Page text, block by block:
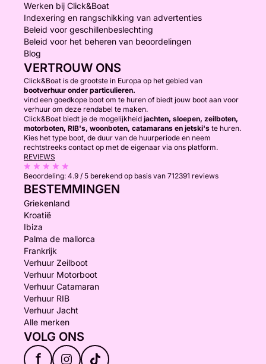
Werken bij Click&Boat
Indexering en rangschikking van advertenties
Beleid voor geschillenbeslechting
Beleid voor het beheren van beoordelingen
Blog
VERTROUW ONS
Click&Boat is de grootste in Europa op het gebied van
bootverhuur onder particulieren.
vind een goedkope boot om te huren of biedt jouw boot aan voor
verhuur om deze rendabel te maken.
Click&Boat biedt je de mogelijkheid jachten, sloepen, zeilboten,
motorboten, RIB's, woonboten, catamarans en jetski's te huren.
Kies het type boot, de duur van de huurperiode en neem
rechtstreeks contact op met de eigenaar via ons platform.
REVIEWS
Beoordeling: 4.9 / 5 berekend op basis van 712391 reviews
BESTEMMINGEN
Griekenland
Kroatië
Ibiza
Palma de mallorca
Frankrijk
Verhuur Zeilboot
Verhuur Motorboot
Verhuur Catamaran
Verhuur RIB
Verhuur Jacht
Alle merken
VOLG ONS
f